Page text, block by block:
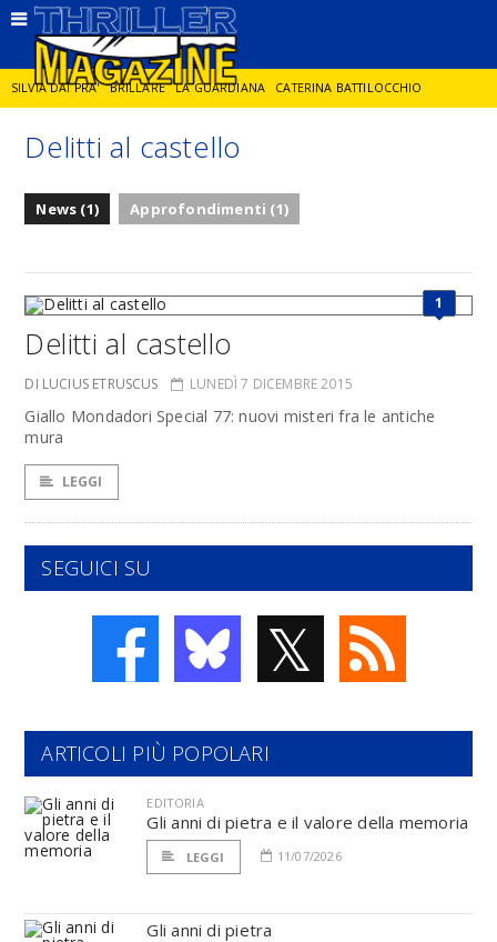
SILVIA DAI PRA' BRILLARE LA GUARDIANA CATERINA BATTILOCCHIO
JORGE DIAZ LA SPIA DELITTO IN CORNICE
Delitti al castello
News (1) Approfondimenti (1)
1
Delitti al castello
DI LUCIUS ETRUSCUS LUNEDÌ 7 DICEMBRE 2015
Giallo Mondadori Special 77: nuovi misteri fra le antiche
mura
LEGGI
SEGUICI SU
𝕏
ARTICOLI PIÙ POPOLARI
EDITORIA
Gli anni di pietra e il valore della memoria
LEGGI 11/07/2026
Gli anni di pietra